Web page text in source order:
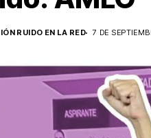
RUIDO EN LA RED 7 DE